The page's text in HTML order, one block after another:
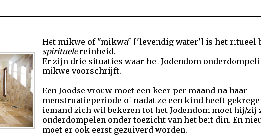
Het mikwe of "mikwa" ['levendig water'] is het ritueel
spirituelereinheid.
Er zijn drie situaties waar het Jodendom
mikwe voorschrijft.
Een Joodse vrouw moet een keer per maand na haar
menstruatieperiode of nadat ze een kind heeft
iemand zich wil bekeren tot het Jodendom moet hij/zij
onderdompelen onder toezicht van het beit din. En
moet er ook eerst gezuiverd worden.